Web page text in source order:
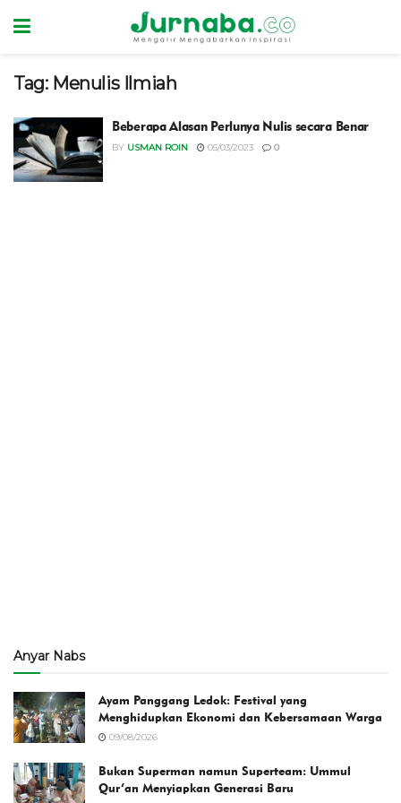
Tag: Menulis Ilmiah
Beberapa Alasan Perlunya Nulis secara Benar
BY USMAN ROIN 05/03/2023 0
Anyar Nabs
Ayam Panggang Ledok: Festival yang
Menghidupkan Ekonomi dan Kebersamaan Warga
09/08/2026
Bukan Superman namun Superteam: Ummul
Qur’an Menyiapkan Generasi Baru